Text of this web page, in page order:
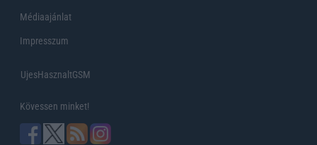
Médiaajánlat
Impresszum
UjesHasznaltGSM
Kövessen minket!